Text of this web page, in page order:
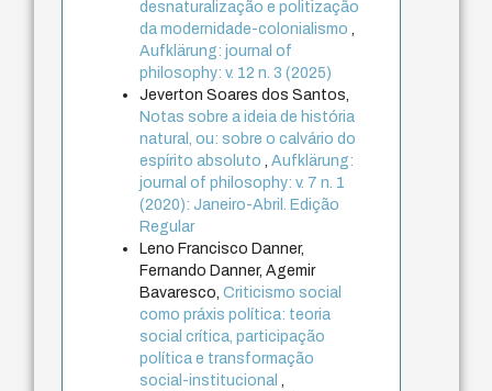
desnaturalização e politização
da modernidade-colonialismo,
Aufklärung: journal of
philosophy: v. 12 n. 3 (2025)
Jeverton Soares dos Santos,
Notas sobre a ideia de história
natural, ou: sobre o calvário do
espírito absoluto,Aufklärung:
journal of philosophy: v. 7 n. 1
(2020): Janeiro-Abril. Edição
Regular
Leno Francisco Danner,
Fernando Danner, Agemir
Bavaresco,Criticismo social
como práxis política: teoria
social crítica, participação
política e transformação
social-institucional,